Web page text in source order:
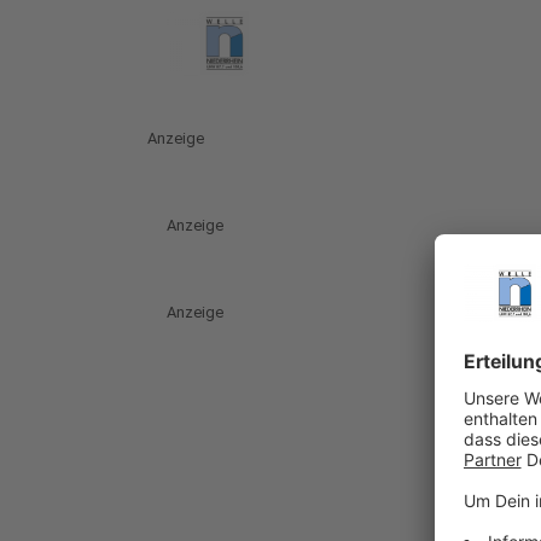
Anzeige
Anzeige
Anzeige